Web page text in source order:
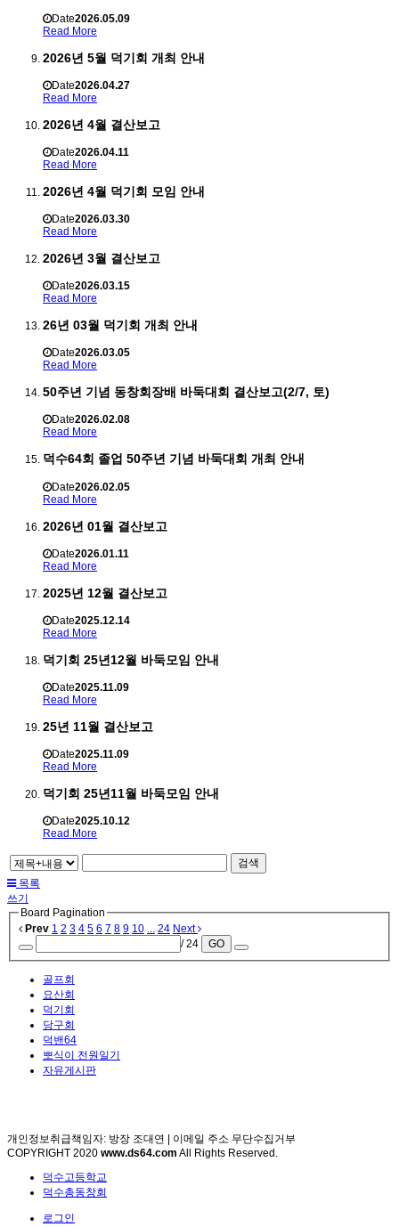
Date2026.05.09
Read More
2026년 5월 덕기회 개최 안내
Date2026.04.27
Read More
2026년 4월 결산보고
Date2026.04.11
Read More
2026년 4월 덕기회 모임 안내
Date2026.03.30
Read More
2026년 3월 결산보고
Date2026.03.15
Read More
26년 03월 덕기회 개최 안내
Date2026.03.05
Read More
50주년 기념 동창회장배 바둑대회 결산보고(2/7, 토)
Date2026.02.08
Read More
덕수64회 졸업 50주년 기념 바둑대회 개최 안내
Date2026.02.05
Read More
2026년 01월 결산보고
Date2026.01.11
Read More
2025년 12월 결산보고
Date2025.12.14
Read More
덕기회 25년12월 바둑모임 안내
Date2025.11.09
Read More
25년 11월 결산보고
Date2025.11.09
Read More
덕기회 25년11월 바둑모임 안내
Date2025.10.12
Read More
검색
목록
쓰기
Board Pagination
Prev 1 2 3 4 5 6 7 8 9 10 ... 24 Next
/ 24
GO
골프회
요산회
덕기회
당구회
덕밴64
뽀식이 전원일기
자유게시판
개인정보취급책임자: 방장 조대연 | 이메일 주소 무단수집거부
COPYRIGHT 2020 www.ds64.com All Rights Reserved.
덕수고등학교
덕수총동창회
로그인